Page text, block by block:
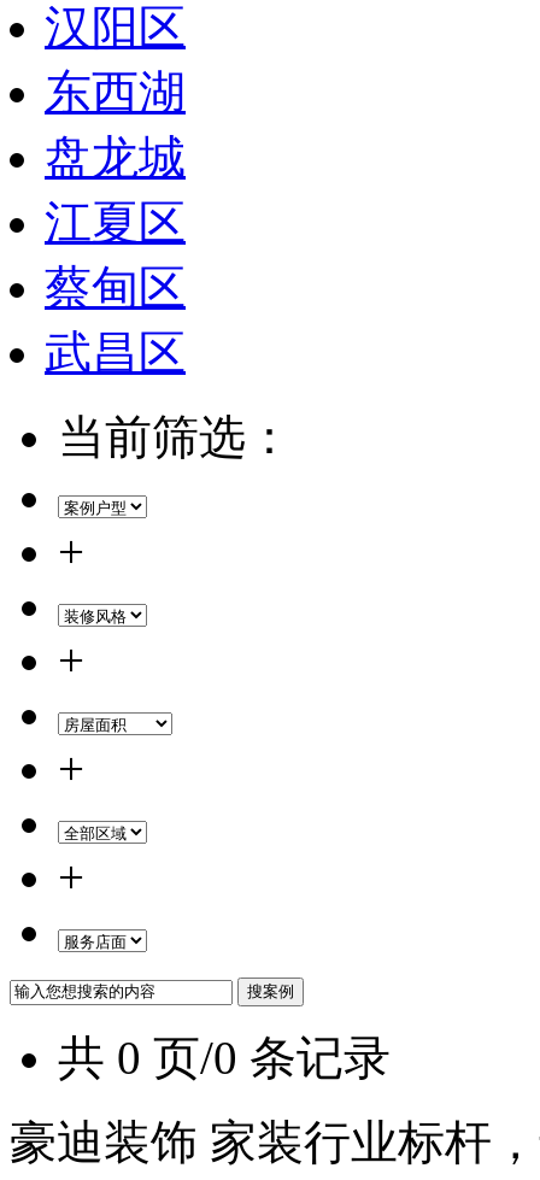
汉阳区
东西湖
盘龙城
江夏区
蔡甸区
武昌区
当前筛选：
+
+
+
+
共 0 页/0 条记录
豪迪装饰 家装行业标杆